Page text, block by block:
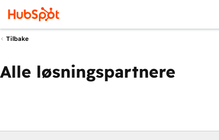
Tilbake
Alle løsningspartnere